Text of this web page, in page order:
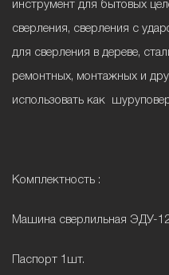
инструмент для бытовых
сверления, сверления с
для сверления в дереве,
ремонтных, монтажных и
использовать как
Комплектность :
Машина сверлильная ЭДУ-
Паспорт 1шт.